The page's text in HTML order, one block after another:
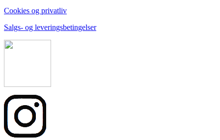
Cookies og privatliv
Salgs- og leveringsbetingelser